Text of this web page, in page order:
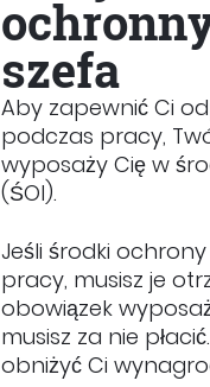
szefa
Aby zapewnić Ci
podczas pracy,
wyposaży Cię w
(ŚOI).
Jeśli środki
pracy, musisz je
obowiązek
musisz za nie
obniżyć Ci